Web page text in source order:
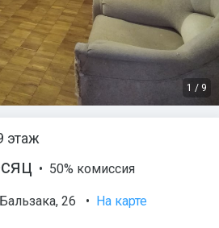
1 / 9
этаж
• 50% комиссия
, 26 • На карте